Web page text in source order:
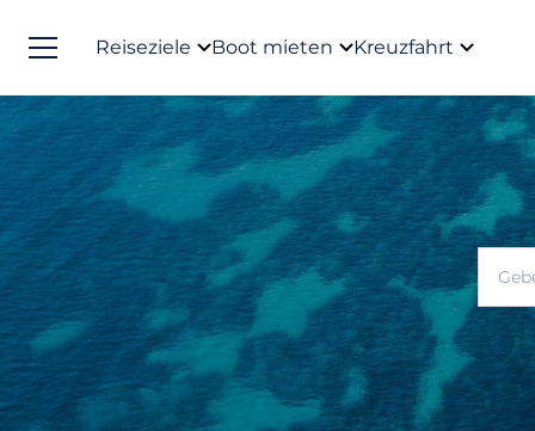
Reiseziele Boot mieten Kreuzfahrt